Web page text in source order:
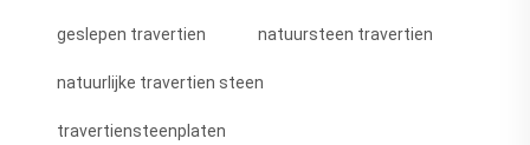
geslepen travertien natuursteen travertien
natuurlijke travertien steen
travertiensteenplaten